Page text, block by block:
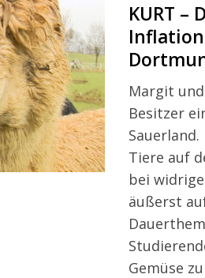
KURT –
Margit
Besitzer
Tiere auf
bei
äußerst
Gemüse